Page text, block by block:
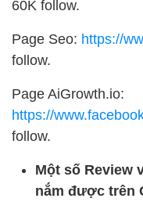
60K follow.
Page Seo: https://
follow.
Page AiGrowth.io:
https://
follow.
Một số Review
nắm được trên